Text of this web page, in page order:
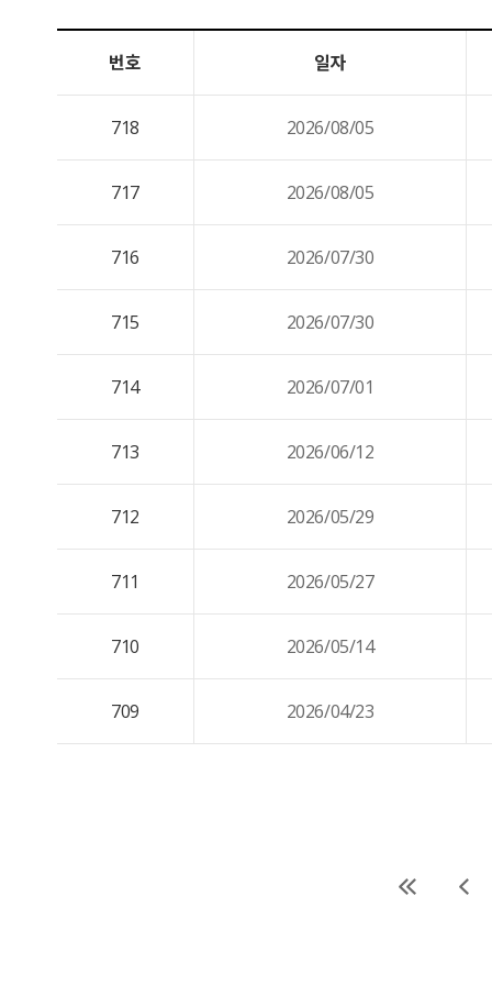
번호 일자
718 2026/08/05
717 2026/08/05
716 2026/07/30
715 2026/07/30
714 2026/07/01
713 2026/06/12
712 2026/05/29
711 2026/05/27
710 2026/05/14
709 2026/04/23
처
음
이
전